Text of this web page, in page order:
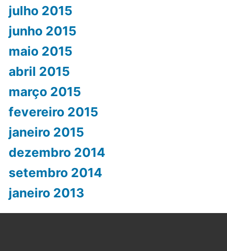
julho 2015
junho 2015
maio 2015
abril 2015
março 2015
fevereiro 2015
janeiro 2015
dezembro 2014
setembro 2014
janeiro 2013